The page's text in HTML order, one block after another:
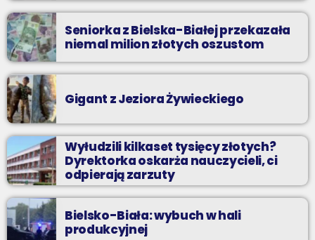
Seniorka z Bielska-Białej przekazała
niemal milion złotych oszustom
Gigant z Jeziora Żywieckiego
Wyłudzili kilkaset tysięcy złotych?
Dyrektorka oskarża nauczycieli, ci
odpierają zarzuty
Bielsko-Biała: wybuch w hali
produkcyjnej